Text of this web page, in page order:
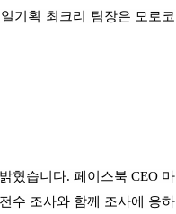
기획 최크리
팀장은 모로코
혔습니다. 페이스북 CEO 마
수 조사와 함께 조사에 응하